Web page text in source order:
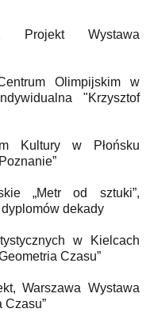
Wystawa
Olimpijskim w
"Krzysztof
Kultury w Płońsku
„Metr od sztuki”,
dekady
w Kielcach
Czasu”
Warszawa Wystawa
Czasu”